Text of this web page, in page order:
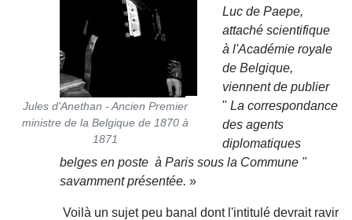
Jules d'Anethan - Ancien Premier
ministre de la Belgique de 1870 à
1871
Luc de Paepe,
attaché scientifique
à l'Académie royale
de Belgique,
viennent de publier
" La correspondance
des agents
diplomatiques
belges en poste à Paris sous la Commune "
savamment présentée. »
Voilà un sujet peu banal dont l'intitulé devrait ravir